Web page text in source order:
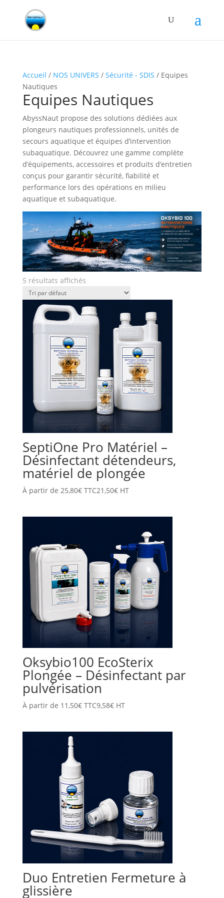
Accueil / NOS UNIVERS / Sécurité - SDIS / Equipes
Nautiques
Equipes Nautiques
AbyssNaut propose des solutions dédiées aux
plongeurs nautiques professionnels, unités de
secours aquatique et équipes d’intervention
subaquatique. Découvrez une gamme complète
d’équipements, accessoires et produits d’entretien
conçus pour garantir sécurité, fiabilité et
performance lors des opérations en milieu
aquatique et subaquatique.
5 résultats affichés
SeptiOne Pro Matériel –
Désinfectant détendeurs,
matériel de plongée
À partir de 25,80€TTC21,50€HT
Oksybio100 EcoSterix
Plongée – Désinfectant par
pulvérisation
À partir de 11,50€TTC9,58€HT
Duo Entretien Fermeture à
glissière